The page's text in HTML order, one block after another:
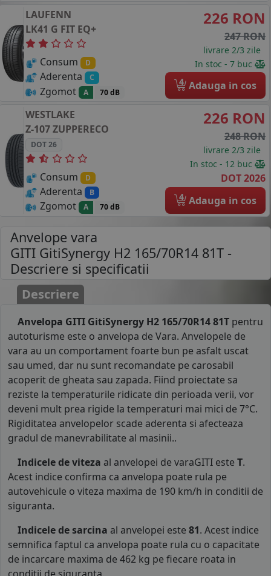
LAUFENN
LK41 G FIT EQ+
Consum D
Aderenta C
Zgomot A 70 dB
226 RON
247 RON
livrare 2/3 zile
In stoc - 7 buc
4 Adauga in cos
WESTLAKE
Z-107 ZUPPERECO
DOT 26
Consum D
Aderenta B
Zgomot A 70 dB
226 RON
248 RON
livrare 2/3 zile
In stoc - 12 buc
DOT 2026
4 Adauga in cos
Anvelope vara
GITI GitiSynergy H2 165/70R14 81T -
Descriere si specificatii
Descriere
Anvelopa GITI GitiSynergy H2 165/70R14 81T pentru
autoturisme este o anvelopa de Vara. Anvelopele de
vara au un comportament foarte bun pe asfalt uscat
sau umed, dar nu sunt recomandate pe carosabil
acoperit de gheata sau zapada. Fiind proiectate sa
reziste la temperaturile ridicate din perioada verii, vor
deveni mult prea rigide la temperaturi mai mici de 7°C.
Rigiditatea anvelopelor scade aderenta si afecteaza
gradul de manevrabilitate al masinii..
Indicele de viteza al anvelopei de varaGITI este T.
Acest indice confirma ca anvelopa poate rula pe
autovehicule o viteza maxima de 190 km/h in conditii de
siguranta.
Indicele de sarcina al anvelopei este 81. Acest indice
semnifica faptul ca anvelopa poate rula cu o capacitate
de incarcare maxima de 462 kg pe fiecare roata in
conditii de siguranta.